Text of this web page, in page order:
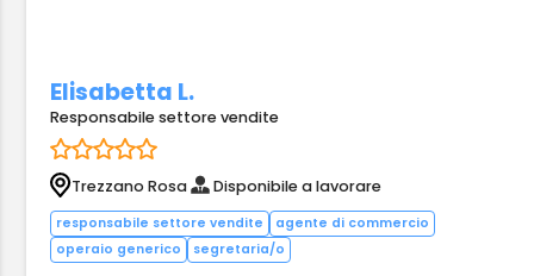
Elisabetta L.
Responsabile settore vendite
Trezzano Rosa Disponibile a lavorare
responsabile settore vendite
agente di commercio
operaio generico
segretaria/o